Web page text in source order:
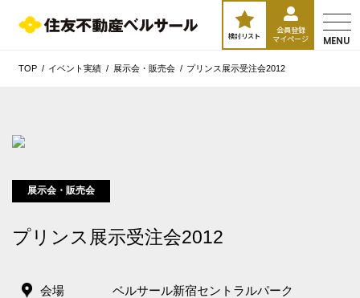
検討リスト
会員登録
マイページ MENU
TOP イベント実績 展示会・販売会 プリンス展示受注会2012
展示会・販売会
プリンス展示受注会2012
会場 ベルサール新宿セントラルパーク